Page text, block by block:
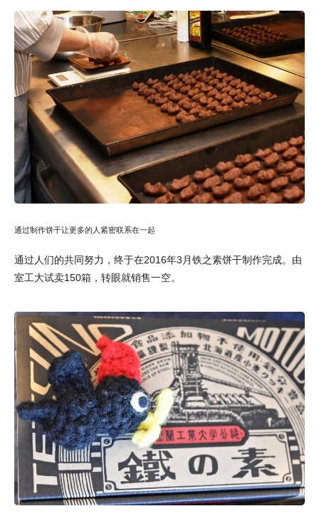
通过制作饼干让更多的人紧密联系在一起
通过人们的共同努力，终于在2016年3月铁之素饼干制作完成。由
室工大试卖150箱，转眼就销售一空。